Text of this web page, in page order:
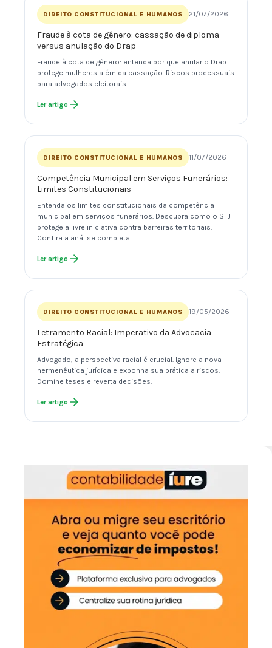
DIREITO CONSTITUCIONAL E HUMANOS 21/07/2026
Fraude à cota de gênero: cassação de diploma
versus anulação do Drap
Fraude à cota de gênero: entenda por que anular o Drap
protege mulheres além da cassação. Riscos processuais
para advogados eleitorais.
Ler artigo
DIREITO CONSTITUCIONAL E HUMANOS 11/07/2026
Competência Municipal em Serviços Funerários:
Limites Constitucionais
Entenda os limites constitucionais da competência
municipal em serviços funerários. Descubra como o STJ
protege a livre iniciativa contra barreiras territoriais.
Confira a análise completa.
Ler artigo
DIREITO CONSTITUCIONAL E HUMANOS 19/05/2026
Letramento Racial: Imperativo da Advocacia
Estratégica
Advogado, a perspectiva racial é crucial. Ignore a nova
hermenêutica jurídica e exponha sua prática a riscos.
Domine teses e reverta decisões.
Ler artigo